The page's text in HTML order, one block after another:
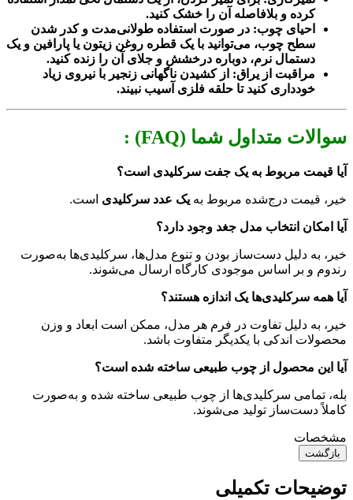
کرده و بلافاصله آن را خشک کنید.
احیای چوب: در صورت استفاده طولانی‌مدت و کدر شدن
سطح چوب، می‌توانید با یک قطره روغن زیتون یا پارافین و یک
دستمال نرم، دوباره درخشش و جلای آن را زنده کنید.
مراقبت از یراق: از کشیدن ناگهانی زنجیر با نیروی زیاد
خودداری کنید تا حلقه فلزی آسیب نبیند.
سوالات متداول شما (FAQ) :
آیا قیمت مربوط به یک جفت سرکلیدی است؟
خیر، قیمت درج‌شده مربوط به یک عدد سرکلیدی است.
آیا امکان انتخاب مدل جغد وجود دارد؟
خیر، به دلیل دست‌ساز بودن و تنوع مدل‌ها، سرکلیدی‌ها به‌صورت
رندوم و بر اساس موجودی کارگاه ارسال می‌شوند.
آیا همه سرکلیدی‌ها یک اندازه هستند؟
خیر، به دلیل تفاوت در فرم هر مدل، ممکن است ابعاد و وزن
محصولات اندکی با یکدیگر متفاوت باشد.
آیا این محصول از چوب طبیعی ساخته شده است؟
بله، تمامی سرکلیدی‌ها از چوب طبیعی ساخته شده و به‌صورت
کاملاً دست‌ساز تولید می‌شوند.
مشخصات
بازگشت
توضیحات تکمیلی